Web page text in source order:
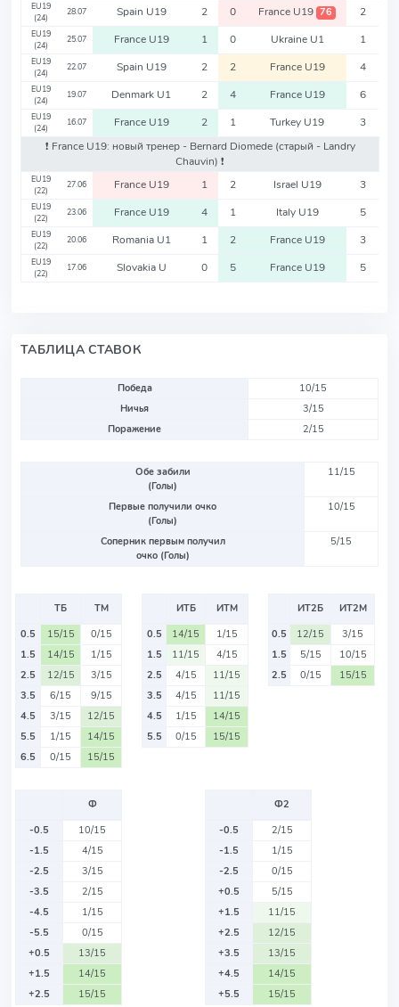
EU19
(24)
28.07 Spain U19 2 0 France U19 76 2
EU19
(24)
25.07 France U19 1 0 Ukraine U1 1
EU19
(24)
22.07 Spain U19 2 2 France U19 4
EU19
(24)
19.07 Denmark U1 2 4 France U19 6
EU19
(24)
16.07 France U19 2 1 Turkey U19
3
❗️ France U19: новый тренер - Bernard Diomede (старый - Landry
Chauvin) ❗️
EU19
(22)
27.06 France U19 1 2 Israel U19 3
EU19
(22)
23.06 France U19 4 1 Italy U19 5
EU19
(22)
20.06 Romania U1 1 2 France U19 3
EU19
(22)
17.06 Slovakia U 0 5 France U19 5
ТАБЛИЦА СТАВОК
Победа
10/15
Ничья
3/15
Поражение
2/15
Обе забили
(Голы)
11/15
Первые получили очко
(Голы)
10/15
Соперник первым получил
очко (Голы)
5/15
ТБ
ТМ
0.5
15/15
0/15
1.5
14/15
1/15
2.5
12/15
3/15
3.5
6/15
9/15
4.5
3/15
12/15
5.5
1/15
14/15
6.5
0/15 15/15
ИТБ
ИТМ
0.5
14/15
1/15
1.5
11/15
4/15
2.5
4/15
11/15
3.5
4/15
11/15
4.5
1/15
14/15
5.5
0/15 15/15
ИТ2Б
ИТ2М
0.5
12/15
3/15
1.5
5/15
10/15
2.5
0/15 15/15
Ф
-0.5
10/15
-1.5
4/15
-2.5
3/15
-3.5
2/15
-4.5
1/15
-5.5
0/15
+0.5
13/15
+1.5
14/15
+2.5
15/15
Ф2
-0.5
2/15
-1.5
1/15
-2.5
0/15
+0.5
5/15
+1.5
11/15
+2.5
12/15
+3.5
13/15
+4.5
14/15
+5.5
15/15